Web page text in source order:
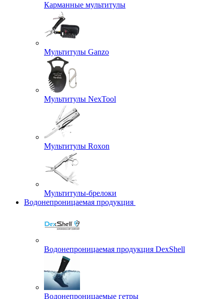
Карманные мультитулы
Мультитулы Ganzo
Мультитулы NexTool
Мультитулы Roxon
Мультитулы-брелоки
Водонепроницаемая продукция
Водонепроницаемая продукция DexShell
Водонепроницаемые гетры